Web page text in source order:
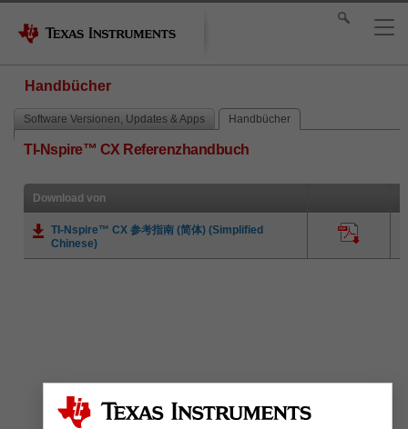
Handbücher
Software Versionen, Updates & Apps Handbücher
TI-Nspire™ CX Referenzhandbuch
Download von
TI-Nspire™ CX 参考指南 (简体) (Simplified
Chinese)